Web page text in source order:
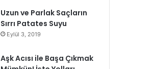
Uzun ve Parlak Saçların
Sırrı Patates Suyu
Eylül 3, 2019
Aşk Acısı ile Başa Çıkmak